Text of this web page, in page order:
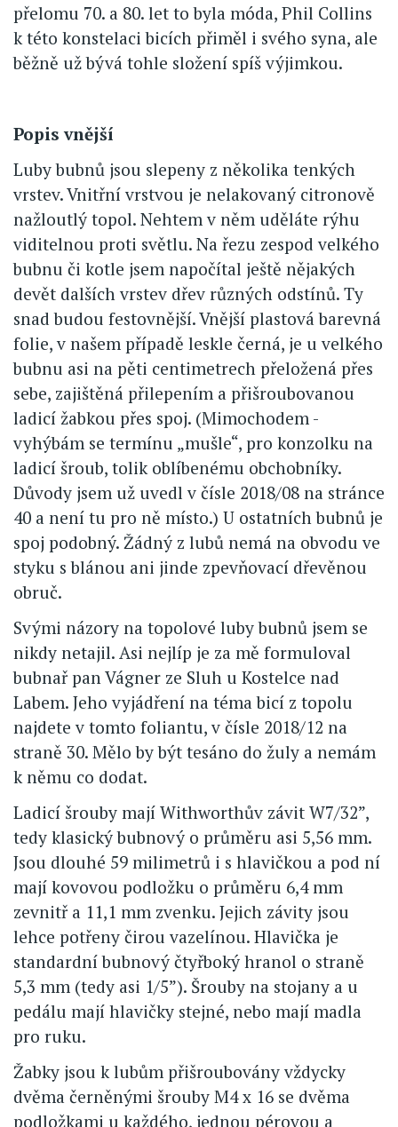
přelomu 70. a 80. let to byla móda, Phil Collins
k této konstelaci bicích přiměl i svého syna, ale
běžně už bývá tohle složení spíš výjimkou.
Popis vnější
Luby bubnů jsou slepeny z několika tenkých
vrstev. Vnitřní vrstvou je nelakovaný citronově
nažloutlý topol. Nehtem v něm uděláte rýhu
viditelnou proti světlu. Na řezu zespod velkého
bubnu či kotle jsem napočítal ještě nějakých
devět dalších vrstev dřev různých odstínů. Ty
snad budou festovnější. Vnější plastová barevná
folie, v našem případě leskle černá, je u velkého
bubnu asi na pěti centimetrech přeložená přes
sebe, zajištěná přilepením a přišroubovanou
ladicí žabkou přes spoj. (Mimochodem -
vyhýbám se termínu „mušle“, pro konzolku na
ladicí šroub, tolik oblíbenému obchobníky.
Důvody jsem už uvedl v čísle 2018/08 na stránce
40 a není tu pro ně místo.) U ostatních bubnů je
spoj podobný. Žádný z lubů nemá na obvodu ve
styku s blánou ani jinde zpevňovací dřevěnou
obruč.
Svými názory na topolové luby bubnů jsem se
nikdy netajil. Asi nejlíp je za mě formuloval
bubnař pan Vágner ze Sluh u Kostelce nad
Labem. Jeho vyjádření na téma bicí z topolu
najdete v tomto foliantu, v čísle 2018/12 na
straně 30. Mělo by být tesáno do žuly a nemám
k němu co dodat.
Ladicí šrouby mají Withworthův závit W7/32”,
tedy klasický bubnový o průměru asi 5,56 mm.
Jsou dlouhé 59 milimetrů i s hlavičkou a pod ní
mají kovovou podložku o průměru 6,4 mm
zevnitř a 11,1 mm zvenku. Jejich závity jsou
lehce potřeny čirou vazelínou. Hlavička je
standardní bubnový čtyřboký hranol o straně
5,3 mm (tedy asi 1/5”). Šrouby na stojany a u
pedálu mají hlavičky stejné, nebo mají madla
pro ruku.
Žabky jsou k lubům přišroubovány vždycky
dvěma černěnými šrouby M4 x 16 se dvěma
podložkami u každého, jednou pérovou a